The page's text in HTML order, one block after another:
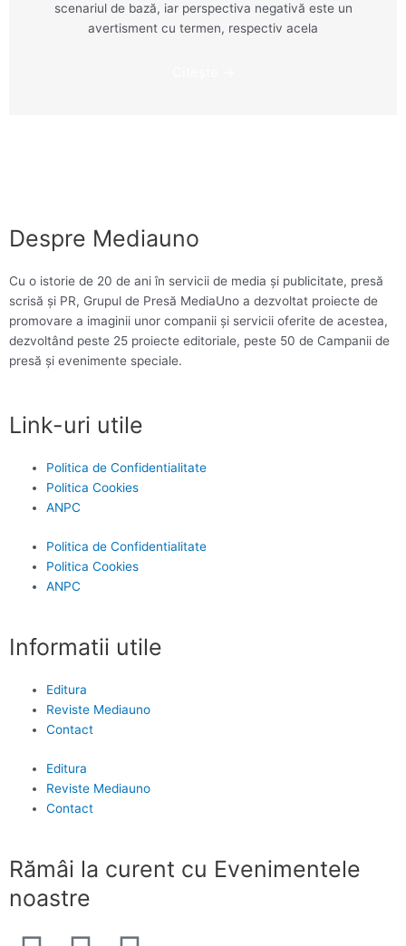
scenariul de bază, iar perspectiva negativă este un
avertisment cu termen, respectiv acela
Despre Mediauno
Cu o istorie de 20 de ani în servicii de media și publicitate, presă
scrisă și PR, Grupul de Presă MediaUno a dezvoltat proiecte de
promovare a imaginii unor companii și servicii oferite de acestea,
dezvoltând peste 25 proiecte editoriale, peste 50 de Campanii de
presă și evenimente speciale.
Link-uri utile
Politica de Confidentialitate
Politica Cookies
ANPC
Politica de Confidentialitate
Politica Cookies
ANPC
Informatii utile
Editura
Reviste Mediauno
Contact
Editura
Reviste Mediauno
Contact
Rămâi la curent cu Evenimentele
noastre